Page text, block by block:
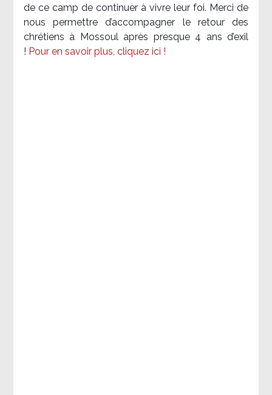
de ce camp de continuer à vivre leur foi. Merci de
nous permettre d’accompagner le retour des
chrétiens à Mossoul après presque 4 ans d’exil
! Pour en savoir plus, cliquez ici !